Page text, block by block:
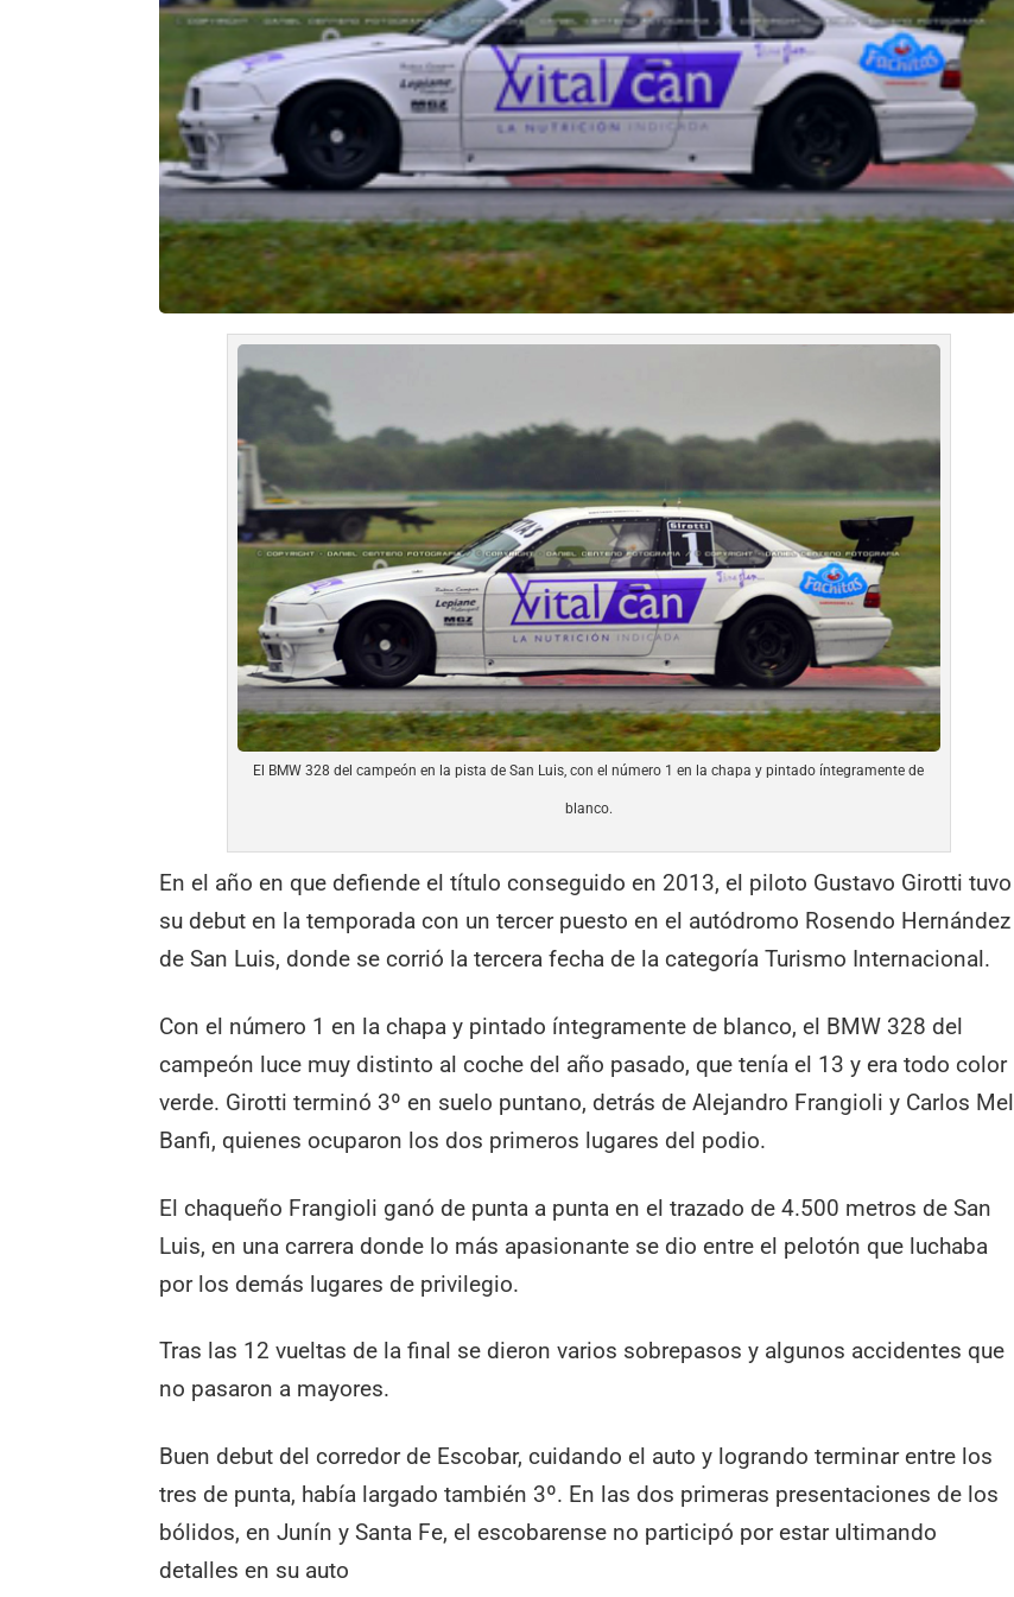
El BMW 328 del campeón en la pista de San Luis, con el número 1 en la chapa y pintado íntegramente de
blanco.
En el año en que defiende el título conseguido en 2013, el piloto Gustavo Girotti tuvo
su debut en la temporada con un tercer puesto en el autódromo Rosendo Hernández
de San Luis, donde se corrió la tercera fecha de la categoría Turismo Internacional.
Con el número 1 en la chapa y pintado íntegramente de blanco, el BMW 328 del
campeón luce muy distinto al coche del año pasado, que tenía el 13 y era todo color
verde. Girotti terminó 3º en suelo puntano, detrás de Alejandro Frangioli y Carlos Mel
Banfi, quienes ocuparon los dos primeros lugares del podio.
El chaqueño Frangioli ganó de punta a punta en el trazado de 4.500 metros de San
Luis, en una carrera donde lo más apasionante se dio entre el pelotón que luchaba
por los demás lugares de privilegio.
Tras las 12 vueltas de la final se dieron varios sobrepasos y algunos accidentes que
no pasaron a mayores.
Buen debut del corredor de Escobar, cuidando el auto y logrando terminar entre los
tres de punta, había largado también 3º. En las dos primeras presentaciones de los
bólidos, en Junín y Santa Fe, el escobarense no participó por estar ultimando
detalles en su auto